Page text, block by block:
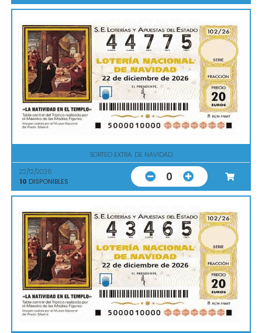
SORTEO EXTRA. DE NAVIDAD
22/12/2026
10 DISPONIBLES 0